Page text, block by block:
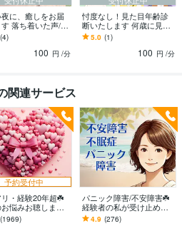
に、癒しをお届
落ち着いた声/秘
イスサンプルあ
(4)
100 円 /分
忖度なし！見た目年齢診
断いたします 何歳に見え
るか伝えます！婚活や恋
愛を頑張りたい方に☆(電
5.0 (1)
100 円 /分
関連サービス
予約受付中
リ・経験20年超☘️
悩みお聴します
・介護障害・毒
(1969)
パニック障害/不安障害☘️
経験者の私が受け止めま
す これってパニック障
4.9 (276)